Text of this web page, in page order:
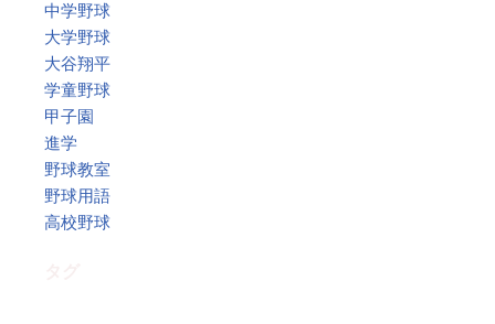
中学野球
大学野球
大谷翔平
学童野球
甲子園
進学
野球教室
野球用語
高校野球